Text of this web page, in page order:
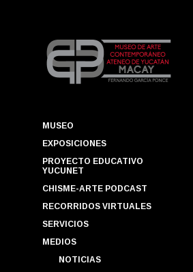
MUSEO
EXPOSICIONES
PROYECTO EDUCATIVO
YUCUNET
CHISME-ARTE PODCAST
RECORRIDOS VIRTUALES
SERVICIOS
MEDIOS
NOTICIAS